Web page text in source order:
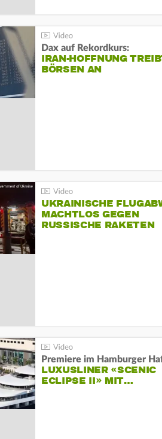
Dax auf Rekordkurs:
IRAN-HOFFNUNG
BÖRSEN AN
UKRAINISCHE
MACHTLOS GEGEN
RUSSISCHE RAKETEN
Premiere im Hamburger
LUXUSLINER «SCENIC
ECLIPSE II» MIT…